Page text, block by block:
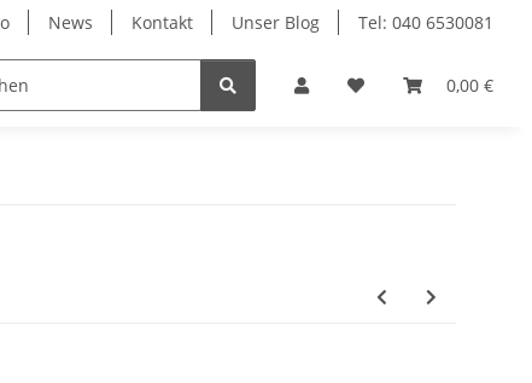
News Kontakt Unser Blog Tel: 040 6530081
0,00 €